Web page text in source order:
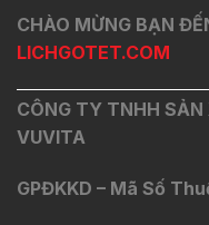
CHÀO MỪNG BẠN
LICHGOTET.COM
CÔNG TY TNHH
VUVITA
GPĐKKD – Mã Số